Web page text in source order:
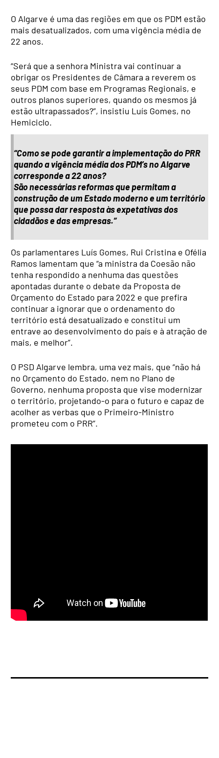
O Algarve é uma das regiões em que os PDM estão
mais desatualizados, com uma vigência média de
22 anos.
“Será que a senhora Ministra vai continuar a
obrigar os Presidentes de Câmara a reverem os
seus PDM com base em Programas Regionais, e
outros planos superiores, quando os mesmos já
estão ultrapassados?”, insistiu Luís Gomes, no
Hemiciclo.
“Como se pode garantir a implementação do PRR
quando a vigência média dos PDM’s no Algarve
corresponde a 22 anos?
São necessárias reformas que permitam a
construção de um Estado moderno e um território
que possa dar resposta às expetativas dos
cidadãos e das empresas.”
Os parlamentares Luís Gomes, Rui Cristina e Ofélia
Ramos lamentam que “a ministra da Coesão não
tenha respondido a nenhuma das questões
apontadas durante o debate da Proposta de
Orçamento do Estado para 2022 e que prefira
continuar a ignorar que o ordenamento do
território está desatualizado e constitui um
entrave ao desenvolvimento do país e à atração de
mais, e melhor”.
O PSD Algarve lembra, uma vez mais, que “não há
no Orçamento do Estado, nem no Plano de
Governo, nenhuma proposta que vise modernizar
o território, projetando-o para o futuro e capaz de
acolher as verbas que o Primeiro-Ministro
prometeu com o PRR”.